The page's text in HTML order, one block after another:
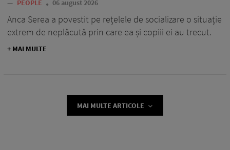
— PEOPLE 06 august 2026
Anca Serea a povestit pe rețelele de socializare o situație
extrem de neplăcută prin care ea și copiii ei au trecut.
+ MAI MULTE
MAI MULTE ARTICOLE